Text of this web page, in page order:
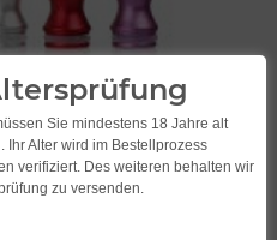
Sie mindestens 18 Jahre alt
Alter wird im Bestellprozess
verifiziert. Des weiteren behalten wir
zu versenden.